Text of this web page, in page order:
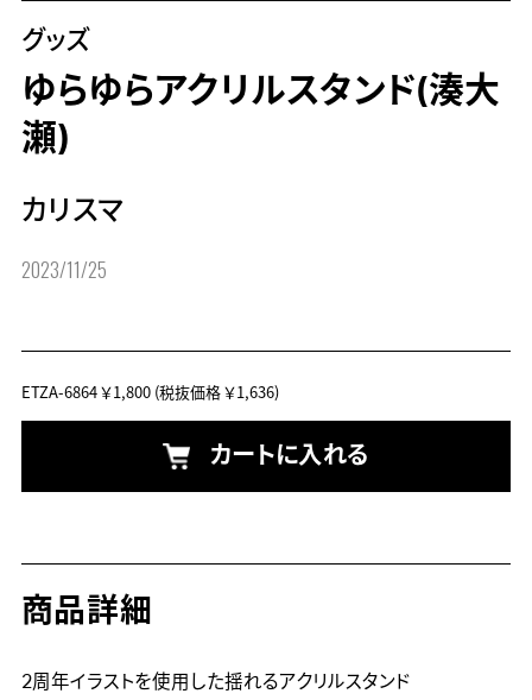
グッズ
ゆらゆらアクリルスタンド(湊大
瀬)
カリスマ
2023/11/25
ETZA-6864￥1,800(税抜価格 ￥1,636)
カートに入れる
商品詳細
2周年イラストを使用した揺れるアクリルスタンド